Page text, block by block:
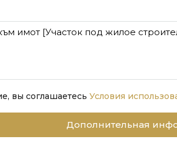
вы соглашаетесь Условия
Дополнительная